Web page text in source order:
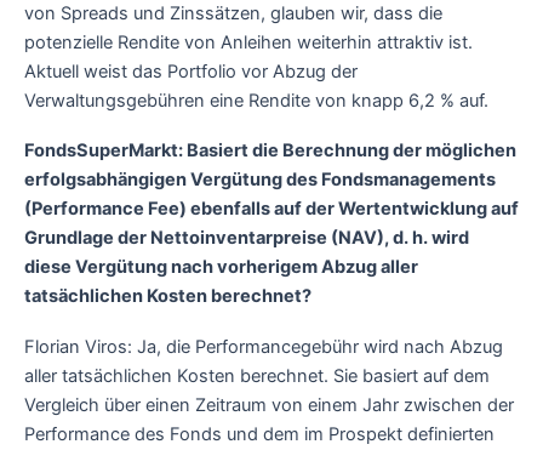
von Spreads und Zinssätzen, glauben wir, dass die
potenzielle Rendite von Anleihen weiterhin attraktiv ist.
Aktuell weist das Portfolio vor Abzug der
Verwaltungsgebühren eine Rendite von knapp 6,2 % auf.
FondsSuperMarkt: Basiert die Berechnung der möglichen
erfolgsabhängigen Vergütung des Fondsmanagements
(Performance Fee) ebenfalls auf der Wertentwicklung auf
Grundlage der Nettoinventarpreise (NAV), d. h. wird
diese Vergütung nach vorherigem Abzug aller
tatsächlichen Kosten berechnet?
Florian Viros: Ja, die Performancegebühr wird nach Abzug
aller tatsächlichen Kosten berechnet. Sie basiert auf dem
Vergleich über einen Zeitraum von einem Jahr zwischen der
Performance des Fonds und dem im Prospekt definierten